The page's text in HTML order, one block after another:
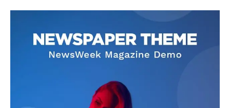
DOWNLOAD NOW
AIN NEWS 1